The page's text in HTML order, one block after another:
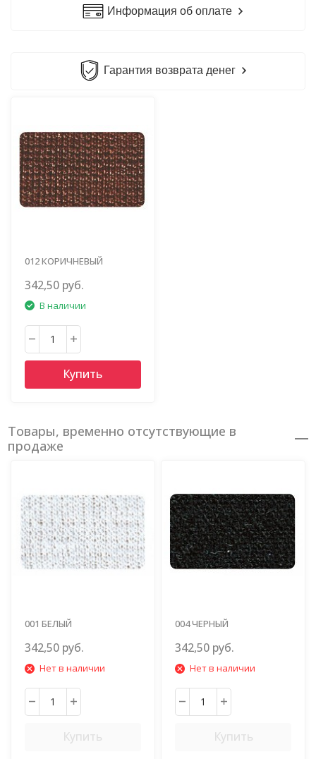
Информация об оплате
Гарантия возврата денег
012 КОРИЧНЕВЫЙ
342,50 руб.
В наличии
Купить
Товары, временно отсутствующие в
продаже
001 БЕЛЫЙ
342,50 руб.
Нет в наличии
Купить
004 ЧЕРНЫЙ
342,50 руб.
Нет в наличии
Купить